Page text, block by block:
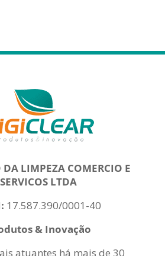
LIMPEZA COMERCIO E
SERVICOS LTDA
17.587.390/0001-40
& Inovação
atuantes há mais de 30